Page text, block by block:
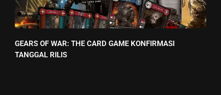
GEARS OF WAR: THE CARD GAME KONFIRMASI
TANGGAL RILIS